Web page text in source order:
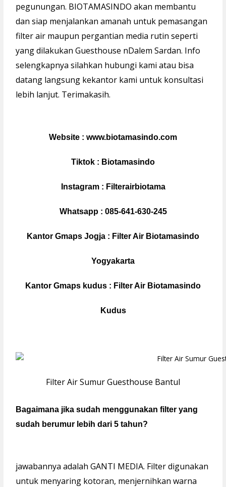
pegunungan. BIOTAMASINDO akan membantu
dan siap menjalankan amanah untuk pemasangan
filter air maupun pergantian media rutin seperti
yang dilakukan Guesthouse nDalem Sardan. Info
selengkapnya silahkan hubungi kami atau bisa
datang langsung kekantor kami untuk konsultasi
lebih lanjut. Terimakasih.
Website : www.biotamasindo.com
Tiktok : Biotamasindo
Instagram : Filterairbiotama
Whatsapp : 085-641-630-245
Kantor Gmaps Jogja : Filter Air Biotamasindo
Yogyakarta
Kantor Gmaps kudus : Filter Air Biotamasindo
Kudus
Filter Air Sumur Guesthouse Bantul
Bagaimana jika sudah menggunakan filter yang
sudah berumur lebih dari 5 tahun?
jawabannya adalah GANTI MEDIA. Filter digunakan
untuk menyaring kotoran, menjernihkan warna